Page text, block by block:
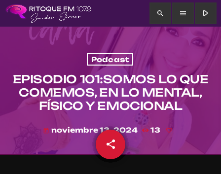
search menu play_arrow
Podcast
EPISODIO 101:SOMOS LO QUE
COMEMOS, EN LO MENTAL,
FÍSICO Y EMOCIONAL
today noviembre 13, 2024 13
share
email